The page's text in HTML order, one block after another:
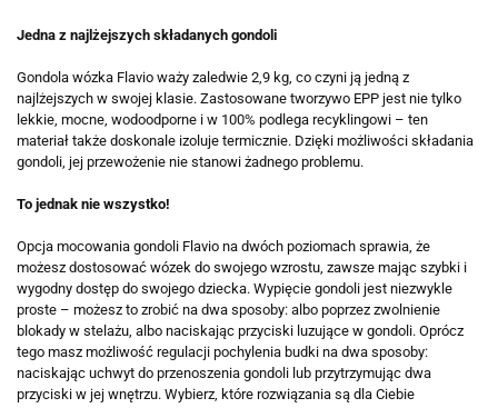
Jedna z najlżejszych składanych gondoli
Gondola wózka Flavio waży zaledwie 2,9 kg, co czyni ją jedną z
najlżejszych w swojej klasie. Zastosowane tworzywo EPP jest nie tylko
lekkie, mocne, wodoodporne i w 100% podlega recyklingowi – ten
materiał także doskonale izoluje termicznie. Dzięki możliwości składania
gondoli, jej przewożenie nie stanowi żadnego problemu.
To jednak nie wszystko!
Opcja mocowania gondoli Flavio na dwóch poziomach sprawia, że
możesz dostosować wózek do swojego wzrostu, zawsze mając szybki i
wygodny dostęp do swojego dziecka. Wypięcie gondoli jest niezwykle
proste – możesz to zrobić na dwa sposoby: albo poprzez zwolnienie
blokady w stelażu, albo naciskając przyciski luzujące w gondoli. Oprócz
tego masz możliwość regulacji pochylenia budki na dwa sposoby:
naciskając uchwyt do przenoszenia gondoli lub przytrzymując dwa
przyciski w jej wnętrzu. Wybierz, które rozwiązania są dla Ciebie